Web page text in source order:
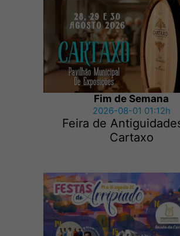
Fim de Semana
2026-08-01 01:12h
Feira de
Cartaxo